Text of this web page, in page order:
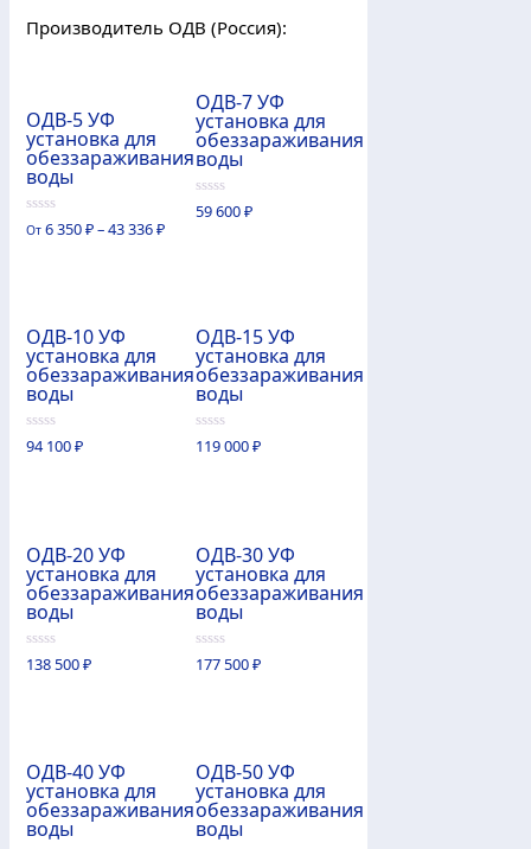
Производитель ОДВ (Россия):
ОДВ-5 УФ
установка для
обеззараживания
воды
0
из
От 6 350₽–43 336₽
ОДВ-7 УФ
установка для
обеззараживания
воды
0
из
59 600₽
ОДВ-10 УФ
установка для
обеззараживания
воды
0
из
94 100₽
ОДВ-15 УФ
установка для
обеззараживания
воды
0
из
119 000₽
ОДВ-20 УФ
установка для
обеззараживания
воды
0
из
138 500₽
ОДВ-30 УФ
установка для
обеззараживания
воды
0
из
177 500₽
ОДВ-40 УФ
установка для
обеззараживания
воды
ОДВ-50 УФ
установка для
обеззараживания
воды